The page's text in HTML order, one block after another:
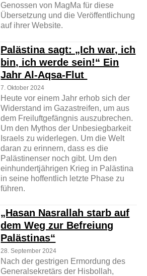
Genossen von MagMa für diese
Übersetzung und die Veröffentlichung
auf ihrer Website.
Palästina sagt: „Ich war, ich
bin, ich werde sein!“ Ein
Jahr Al-Aqsa-Flut
7. Oktober 2024
Heute vor einem Jahr erhob sich der
Widerstand im Gazastreifen, um aus
dem Freiluftgefängnis auszubrechen.
Um den Mythos der Unbesiegbarkeit
Israels zu widerlegen. Um die Welt
daran zu erinnern, dass es die
Palästinenser noch gibt. Um den
einhundertjährigen Krieg in Palästina
in seine hoffentlich letzte Phase zu
führen.
„Hasan Nasrallah starb auf
dem Weg zur Befreiung
Palästinas“
28. September 2024
Nach der gestrigen Ermordung des
Generalsekretärs der Hisbollah,